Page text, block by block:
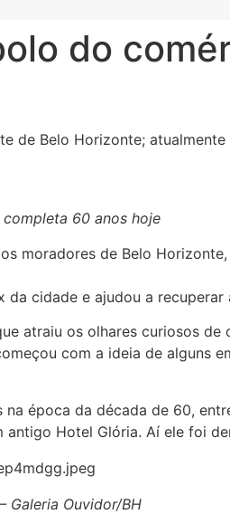
do
de Belo Horizonte;
60 anos hoje
moradores de Belo
cidade e ajudou a
atraiu os olhares curiosos
com a ideia de alguns
época da década de 60,
Hotel Glória. Aí ele foi
Galeria Ouvidor/BH